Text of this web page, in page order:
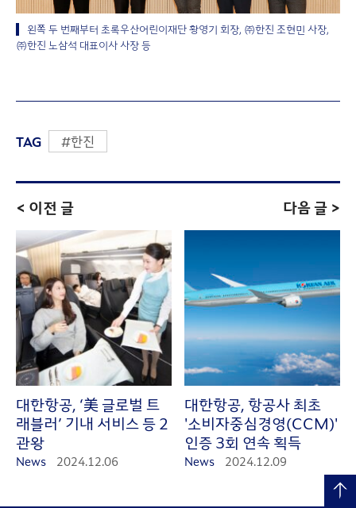
왼쪽 두 번째부터 초록우산어린이재단 황영기 회장, ㈜한진 조현민 사장,
㈜한진 노삼석 대표이사 사장 등
TAG #한진
< 이전 글
대한항공, ‘美 글로벌 트
래블러’ 기내 서비스 등 2
관왕
News 2024.12.06
다음 글 >
대한항공, 항공사 최초
'소비자중심경영(CCM)'
인증 3회 연속 획득
News 2024.12.09